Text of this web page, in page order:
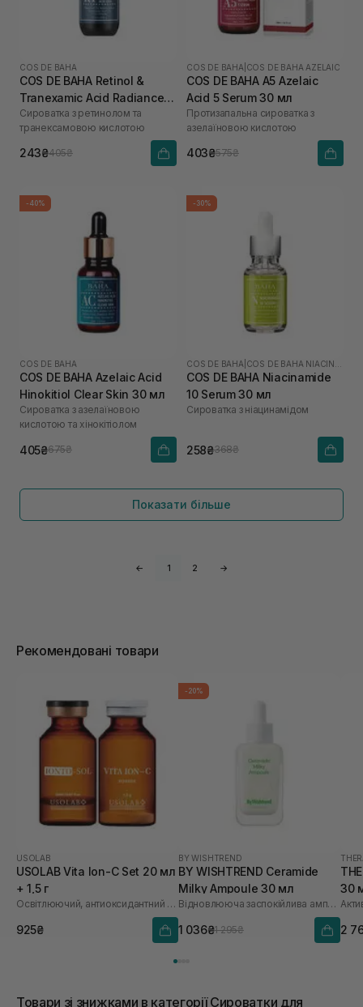
COS DE BAHA
COS DE BAHA Retinol &
Tranexamic Acid Radiance
Boost Facial Serum RT 30
мл
Сироватка з ретинолом та
транексамовою кислотою
243₴405₴
COS DE BAHA COS DE BAHA AZELAIC
COS DE BAHA A5 Azelaic
Acid 5 Serum 30 мл
Протизапальна сироватка з
азелаїновою кислотою
403₴575₴
-40%
COS DE BAHA
COS DE BAHA Azelaic Acid
Hinokitiol Clear Skin 30 мл
Сироватка з азелаїновою
кислотою та хінокітіолом
405₴675₴
-30%
COS DE BAHA| COS DE BAHA NIACINAMIDE
COS DE BAHA Niacinamide
10 Serum 30 мл
Сироватка з ніацинамідом
258₴368₴
Показати більше
← 1 2 →
Рекомендовані товари
USOLAB
USOLAB Vita Ion-C Set 20 мл
+ 1,5 г
Освітлюючий, антиоксидантний та омолоджуючий набір
925₴
-20%
BY WISHTREND
BY WISHTREND Ceramide
Milky Ampoule 30 мл
Відновлююча заспокійлива ампула для обличчя
1 036₴1 295₴
30
2
Товари зі знижками в категорії Сироватки для